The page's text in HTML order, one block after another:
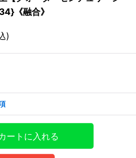
《融合》
)
ートに入れる